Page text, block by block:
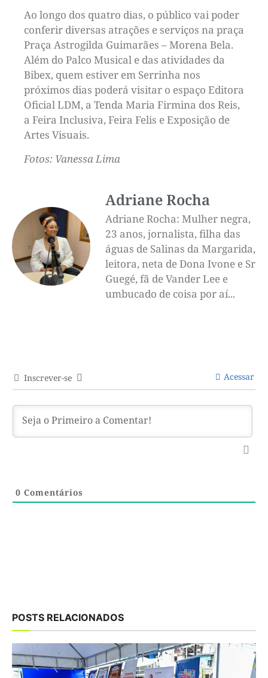
Ao longo dos quatro dias, o público vai poder
conferir diversas atrações e serviços na praça
Praça Astrogilda Guimarães – Morena Bela.
Além do Palco Musical e das atividades da
Bibex, quem estiver em Serrinha nos
próximos dias poderá visitar o espaço Editora
Oficial LDM, a Tenda Maria Firmina dos Reis,
a Feira Inclusiva, Feira Felis e Exposição de
Artes Visuais.
Fotos: Vanessa Lima
Adriane Rocha
Adriane Rocha: Mulher negra,
23 anos, jornalista, filha das
águas de Salinas da Margarida,
leitora, neta de Dona Ivone e Sr
Guegé, fã de Vander Lee e
umbucado de coisa por aí...
Inscrever-se Acessar
0 Comentários
POSTS RELACIONADOS